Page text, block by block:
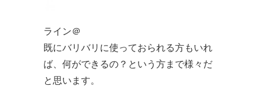
ライン＠
既にバリバリに使っておられる方もいれ
ば、何ができるの？という方まで様々だ
と思います。